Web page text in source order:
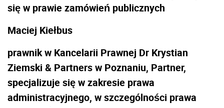
się w prawie zamówień publicznych
Maciej Kiełbus
prawnik w Kancelarii Prawnej Dr Krystian
Ziemski & Partners w Poznaniu, Partner,
specjalizuje się w zakresie prawa
administracyjnego, w szczególności prawa